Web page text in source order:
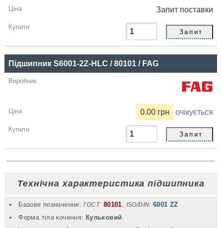
Запит поставки
Підшипник S6001-2Z-HLC / 80101 / FAG
0.00 грн очікується
Технічна характеристика підшипника
Базове позначення: ГОСТ: 80101 ISO/DIN: 6001 ZZ
Форма тіла кочення: Кульковий